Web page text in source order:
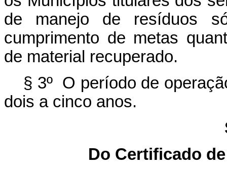
de manejo de resíduos
cumprimento de metas
de material recuperado.
§ 3º O período de
dois a cinco anos.
Do Certificado